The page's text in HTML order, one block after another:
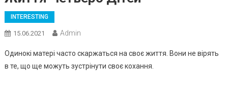
INTERESTING
15.06.2021 Admin
Одинокі матері часто скаржаться на своє життя. Вони не вірять
в те, що ще можуть зустрінути своє кохання.